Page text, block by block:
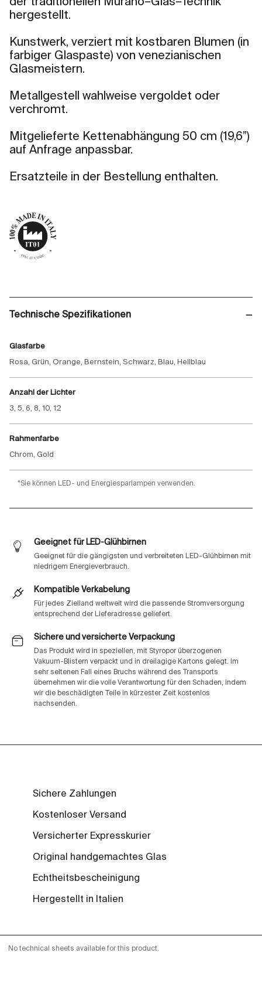
hergestellt.
Kunstwerk, verziert mit kostbaren Blumen (in
farbiger Glaspaste) von venezianischen
Glasmeistern.
Metallgestell wahlweise vergoldet oder
verchromt.
Mitgelieferte Kettenabhängung 50 cm (19,6”)
auf Anfrage anpassbar.
Ersatzteile in der Bestellung enthalten.
Technische Spezifikationen
Glasfarbe
Rosa, Grün, Orange, Bernstein, Schwarz, Blau, Hellblau
Anzahl der Lichter
3, 5, 6, 8, 10, 12
Rahmenfarbe
Chrom, Gold
*Sie können LED- und Energiesparlampen verwenden.
Geeignet für LED-Glühbirnen
Geeignet für die gängigsten und verbreiteten LED-Glühbirnen mit
niedrigem Energieverbrauch.
Kompatible Verkabelung
Für jedes Zielland weltweit wird die passende Stromversorgung
entsprechend der Lieferadresse geliefert.
Sichere und versicherte Verpackung
Das Produkt wird in speziellen, mit Styropor überzogenen
Vakuum-Blistern verpackt und in dreilagige Kartons gelegt. Im
sehr seltenen Fall eines Bruchs während des Transports
übernehmen wir die volle Verantwortung für den Schaden, indem
wir die beschädigten Teile in kürzester Zeit kostenlos
nachsenden.
Sichere Zahlungen
Kostenloser Versand
Versicherter Expresskurier
Original handgemachtes Glas
Echtheitsbescheinigung
Hergestellt in Italien
No technical sheets available for this product.